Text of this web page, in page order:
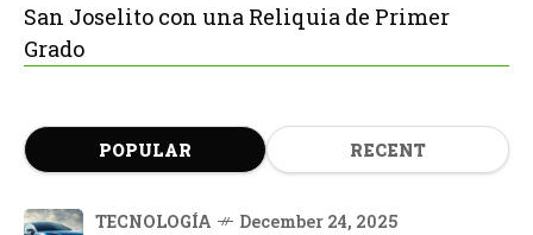
San Joselito con una Reliquia de Primer
Grado
POPULAR RECENT
TECNOLOGÍA December 24, 2025